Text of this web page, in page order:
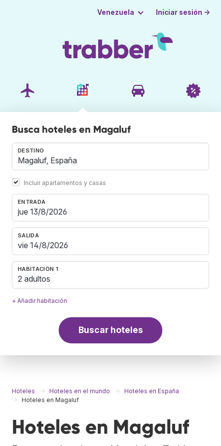
Venezuela Iniciar sesión →
Busca hoteles en Magaluf
DESTINO
Incluir apartamentos y casas
ENTRADA
SALIDA
HABITACIÓN 1
2 adultos
+ Añadir habitación
Buscar hoteles
Hoteles Hoteles en el mundo
Hoteles en España
Hoteles en Magaluf
Hoteles en Magaluf